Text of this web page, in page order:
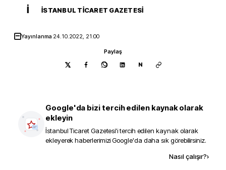
İ İSTANBUL TICARET GAZETESI
Yayınlanma 24.10.2022, 21:00
Paylaş
N
Google'da bizi tercih edilen kaynak olarak
ekleyin
İstanbul Ticaret Gazetesi'i tercih edilen kaynak olarak
ekleyerek haberlerimizi Google'da daha sık görebilirsiniz.
Nasıl çalışır?›